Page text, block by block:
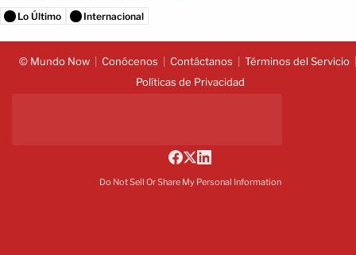
Lo Último Internacional
© Mundo Now Conócenos Contáctanos
Términos del Servicio
Políticas de Privacidad
Do Not Sell Or Share My Personal Information